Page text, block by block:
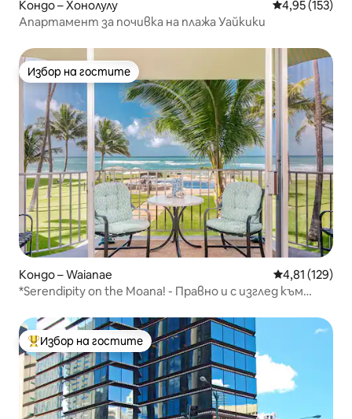
Кондо – Хонолулу Средна
4,95 (153)
Апартамент за почивка на плажа Уайкики
Избор на гостите
Избор на гостите
Кондо – Waianae Средна
4,81 (129)
*Serendipity on the Moana! - Правно и с изглед към
Най-популярен избор на гостите
Избор на гостите